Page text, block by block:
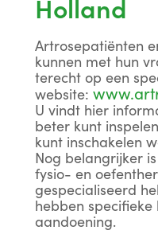
Holland
Artrosepatiënten
kunnen met hun
terecht op een
website:
U vindt hier
beter kunt
kunt inschakelen
Nog belangrijker
fysio- en
gespecialiseerd
hebben specifieke
aandoening.